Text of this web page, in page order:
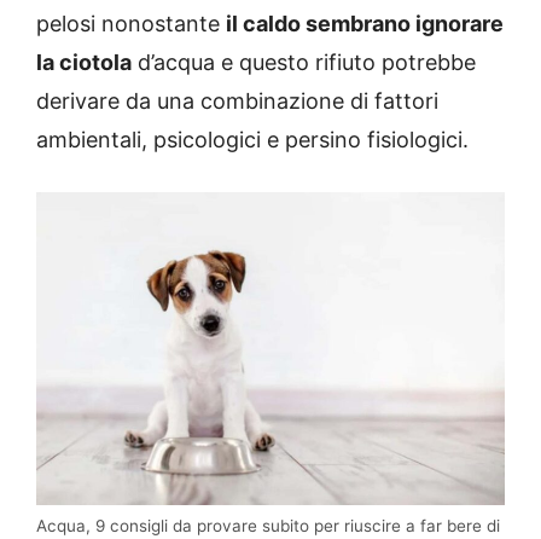
pelosi nonostante il caldo sembrano ignorare
la ciotola d’acqua e questo rifiuto potrebbe
derivare da una combinazione di fattori
ambientali, psicologici e persino fisiologici.
Acqua, 9 consigli da provare subito per riuscire a far bere di